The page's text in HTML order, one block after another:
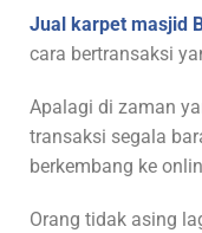
Jual karpet masjid
cara bertransaksi
Apalagi di zaman
transaksi segala
berkembang ke
Orang tidak asing